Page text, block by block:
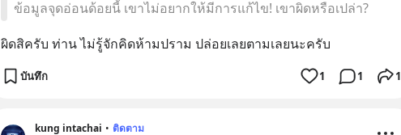
ข้อมูลจุดอ่อนด้อยนี้ เขาไม่อยากให้มีการแก้ไข! เขาผิดหรือเปล่า?
ผิดสิครับ ท่าน ไม่รู้จักคิดห้ามปราม ปล่อยเลยตามเลยนะครับ
บันทึก 1 1 1
kung intachai • ติดตาม